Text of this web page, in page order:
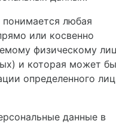
любая
или косвенно
физическому
и которая может
определенного
данные в